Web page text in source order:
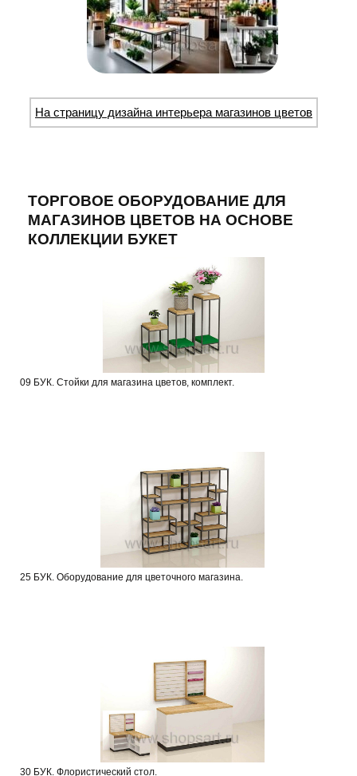
На страницу дизайна интерьера магазинов цветов
ТОРГОВОЕ ОБОРУДОВАНИЕ ДЛЯ
МАГАЗИНОВ ЦВЕТОВ НА ОСНОВЕ
КОЛЛЕКЦИИ БУКЕТ
09 БУК. Стойки для магазина цветов, комплект.
25 БУК. Оборудование для цветочного магазина.
30 БУК. Флористический стол.